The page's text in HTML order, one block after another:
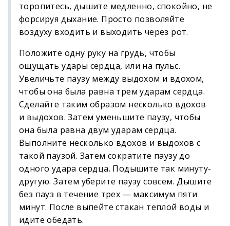
торопитесь, дышите медленно, спокойно, не
форсируя дыхание. Просто позволяйте
воздуху входить и выходить через рот.
Положите одну руку на грудь, чтобы
ощущать удары сердца, или на пульс.
Увеличьте паузу между выдохом и вдохом,
чтобы она была равна трем ударам сердца.
Сделайте таким образом несколько вдохов
и выдохов. Затем уменьшите паузу, чтобы
она была равна двум ударам сердца.
Выполните несколько вдохов и выдохов с
такой паузой. Затем сократите паузу до
одного удара сердца. Подышите так минуту-
другую. Затем уберите паузу совсем. Дышите
без пауз в течение трех — максимум пяти
минут. После выпейте стакан теплой воды и
идите обедать.